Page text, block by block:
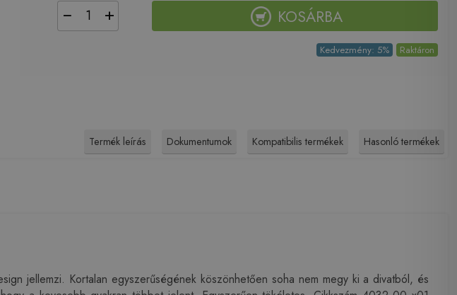
KOSÁRBA
− +
Kedvezmény: 5% Raktáron
Termék leírás Dokumentumok Kompatibilis termékek Hasonló termékek
jellemzi. Kortalan egyszerűségének köszönhetően soha nem megy ki a divatból, és